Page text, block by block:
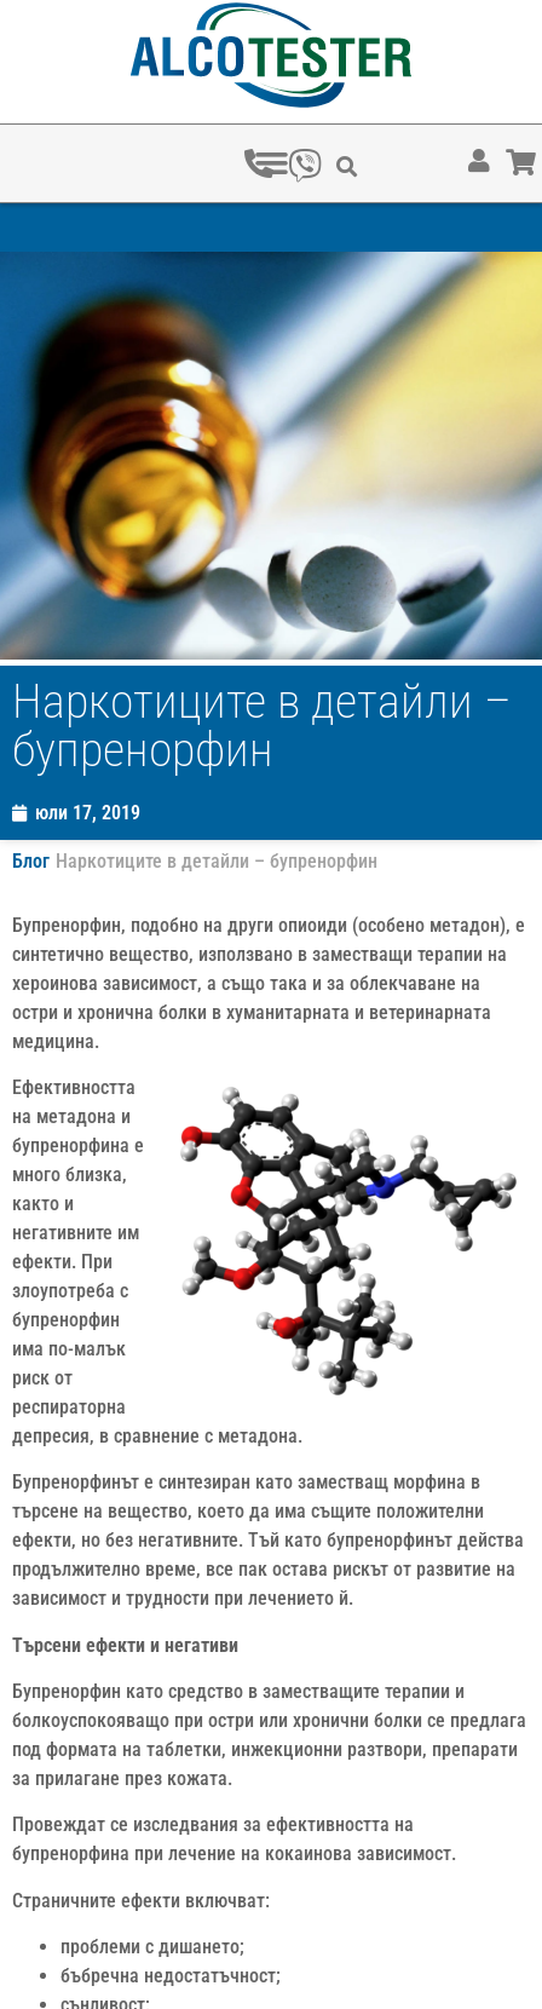
ПОРЪЧАЙ С BOX NOW И СПЕЧЕЛИ НАГРАДИ
Наркотиците в детайли –
бупренорфин
юли 17, 2019
Блог Наркотиците в детайли – бупренорфин
Бупренорфин, подобно на други опиоиди (особено метадон), е
синтетично вещество, използвано в заместващи терапии на
хероинова зависимост, а също така и за облекчаване на
остри и хронична болки в хуманитарната и ветеринарната
медицина.
Ефективността
на метадона и
бупренорфина е
много близка,
както и
негативните им
ефекти. При
злоупотреба с
бупренорфин
има по-малък
риск от
респираторна
депресия, в сравнение с метадона.
Бупренорфинът е синтезиран като заместващ морфина в
търсене на вещество, което да има същите положителни
ефекти, но без негативните. Тъй като бупренорфинът действа
продължително време, все пак остава рискът от развитие на
зависимост и трудности при лечението й.
Търсени ефекти и негативи
Бупренорфин като средство в заместващите терапии и
болкоуспокояващо при остри или хронични болки се предлага
под формата на таблетки, инжекционни разтвори, препарати
за прилагане през кожата.
Провеждат се изследвания за ефективността на
бупренорфина при лечение на кокаинова зависимост.
Страничните ефекти включват:
проблеми с дишането;
бъбречна недостатъчност;